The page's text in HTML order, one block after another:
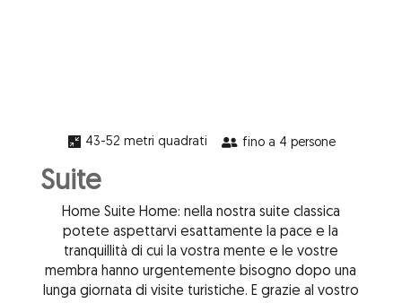
 43-52 metri quadrati  fino a 4 persone
Suite
Home Suite Home: nella nostra suite classica
potete aspettarvi esattamente la pace e la
tranquillità di cui la vostra mente e le vostre
membra hanno urgentemente bisogno dopo una
lunga giornata di visite turistiche. E grazie al vostro